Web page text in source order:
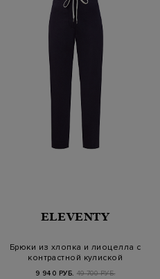
ELEVENTY
Брюки из хлопка и лиоцелла с
контрастной кулиской
9 940 РУБ. 49 700 РУБ.